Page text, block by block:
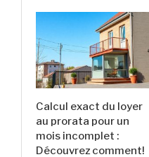
Calcul exact du loyer
au prorata pour un
mois incomplet :
Découvrez comment!